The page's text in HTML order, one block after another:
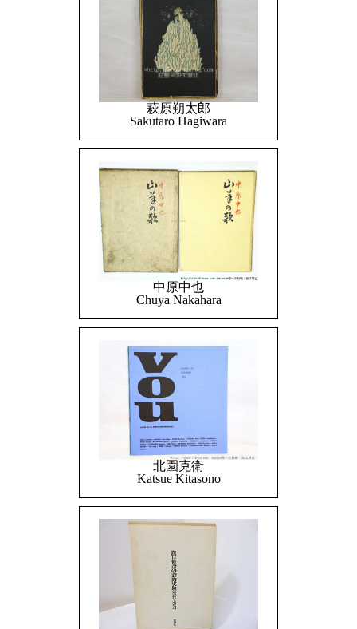
萩原朔太郎
Sakutaro Hagiwara
中原中也
Chuya Nakahara
北園克衛
Katsue Kitasono